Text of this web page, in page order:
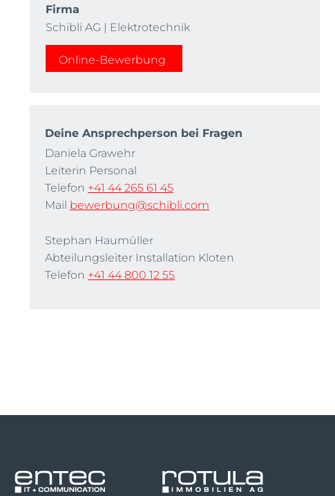
Firma
Schibli AG | Elektrotechnik
Online-Bewerbung
Deine Ansprechperson bei Fragen
Daniela Grawehr
Leiterin Personal
Telefon +41 44 265 61 45
Mail bewerbung@schibli.com
Stephan Haumüller
Abteilungsleiter Installation Kloten
Telefon +41 44 800 12 55